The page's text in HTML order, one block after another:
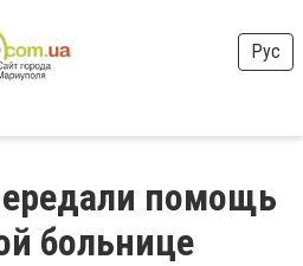
Рус
помощь
больнице